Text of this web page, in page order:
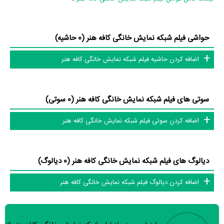
است. در میان بازیگران کافه هنر نیز 2 همکاریِ اول رخ داده، به‌عبارت دیگر در
همکاری برای اولین‌مرتبه در کافه هنر رخ داده است. مانند:مجتبی بیطرفانو
عوامل فیلم کافه هنر
در مجموع بیش از 4 نفر در تولید فیلم کافه هنر نقش داشته‌اند و هر یک از آنها
اطلاعات فیلم کافه هنر
تاکنون در بخش‌های گالری عکس و پوستر فیلم کافه هنر، ویدئو و تیزر فیلم کافه
حواشی فیلم شبکه نمایش خانگی کافه هنر (0 حاشیه)
اضافه کردن حاشیه فیلم شبکه نمایش خانگی کافه هنر
سوتی های فیلم شبکه نمایش خانگی کافه هنر (0 سوتی)
اضافه کردن سوتی فیلم شبکه نمایش خانگی کافه هنر
دیالوگ های فیلم شبکه نمایش خانگی کافه هنر (0 دیالوگ)
اضافه کردن دیالوگ فیلم شبکه نمایش خانگی کافه هنر